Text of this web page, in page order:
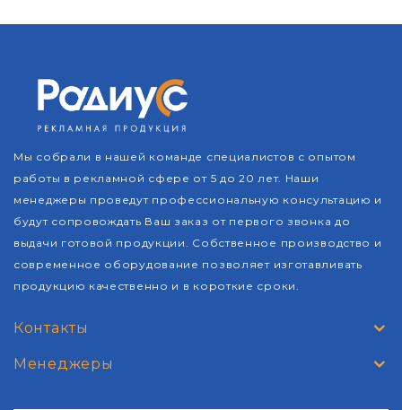
Мы собрали в нашей команде специалистов с опытом
работы в рекламной сфере от 5 до 20 лет. Наши
менеджеры проведут профессиональную консультацию и
будут сопровождать Ваш заказ от первого звонка до
выдачи готовой продукции. Собственное производство и
современное оборудование позволяет изготавливать
продукцию качественно и в короткие сроки.
Контакты
Менеджеры